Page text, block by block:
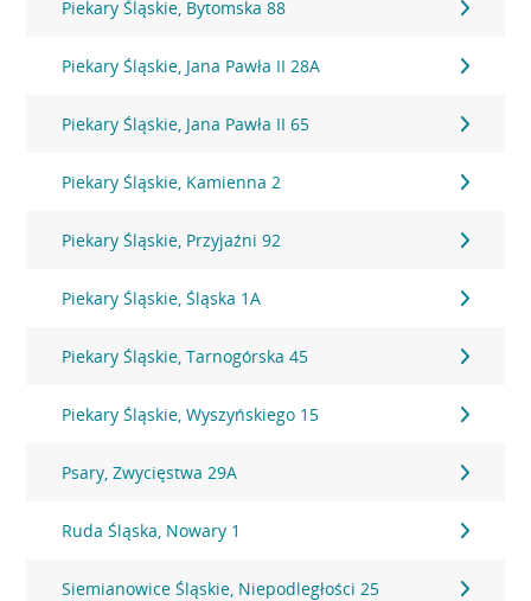
Piekary Śląskie, Bytomska 88
Piekary Śląskie, Jana Pawła II 28A
Piekary Śląskie, Jana Pawła II 65
Piekary Śląskie, Kamienna 2
Piekary Śląskie, Przyjaźni 92
Piekary Śląskie, Śląska 1A
Piekary Śląskie, Tarnogórska 45
Piekary Śląskie, Wyszyńskiego 15
Psary, Zwycięstwa 29A
Ruda Śląska, Nowary 1
Siemianowice Śląskie, Niepodległości 25